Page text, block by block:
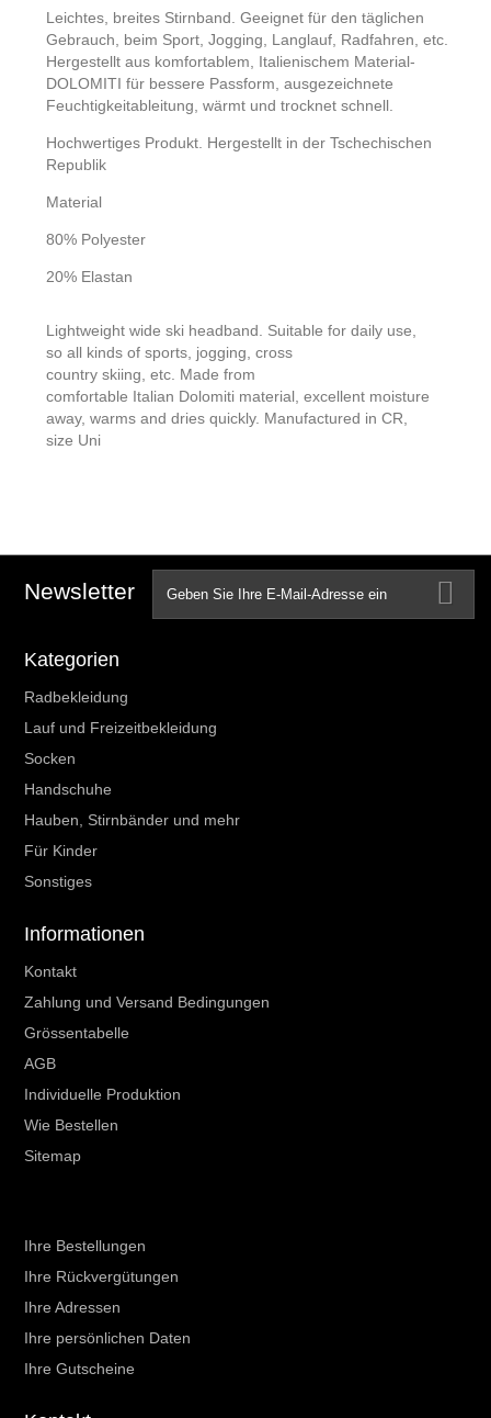
Leichtes, breites Stirnband. Geeignet für den täglichen
Gebrauch, beim Sport, Jogging, Langlauf, Radfahren, etc.
Hergestellt aus komfortablem, Italienischem Material-
DOLOMITI für bessere Passform, ausgezeichnete
Feuchtigkeitableitung, wärmt und trocknet schnell.
Hochwertiges Produkt. Hergestellt in der Tschechischen
Republik
Material
80% Polyester
20% Elastan
Lightweight wide ski headband. Suitable for daily use
so all kinds of sports , jogging, cross
country skiing, etc. Made from
comfortable Italian Dolomiti material , excellent moisture
away, warms and dries quickly. Manufactured in CR
size Uni
Newsletter
Kategorien
Radbekleidung
Lauf und Freizeitbekleidung
Socken
Handschuhe
Hauben, Stirnbänder und mehr
Für Kinder
Sonstiges
Informationen
Kontakt
Zahlung und Versand Bedingungen
Grössentabelle
AGB
Individuelle Produktion
Wie Bestellen
Sitemap
Ihre Bestellungen
Ihre Rückvergütungen
Ihre Adressen
Ihre persönlichen Daten
Ihre Gutscheine